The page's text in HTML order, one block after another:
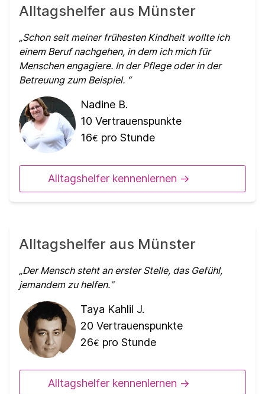
Alltagshelfer aus Münster
Schon seit meiner frühesten Kindheit wollte ich
einem Beruf nachgehen, in dem ich mich für
Menschen engagiere. In der Pflege oder in der
Betreuung zum Beispiel.
Nadine B.
10 Vertrauenspunkte
16€ pro Stunde
Alltagshelfer kennenlernen ->
Alltagshelfer aus Münster
Der Mensch steht an erster Stelle, das Gefühl,
jemandem zu helfen.
Taya Kahlil J.
20 Vertrauenspunkte
26€ pro Stunde
Alltagshelfer kennenlernen ->